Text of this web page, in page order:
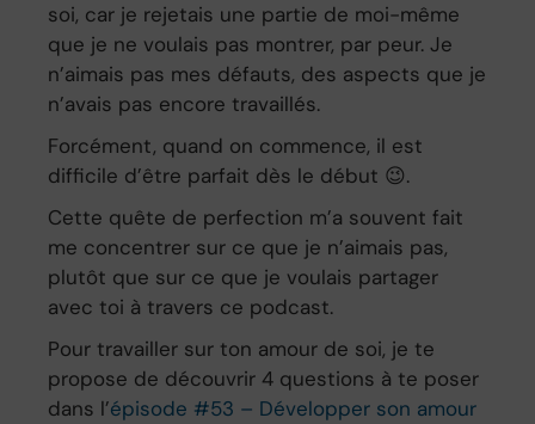
soi, car je rejetais une partie de moi-même
que je ne voulais pas montrer, par peur. Je
n’aimais pas mes défauts, des aspects que je
n’avais pas encore travaillés.
Forcément, quand on commence, il est
difficile d’être parfait dès le début 😉.
Cette quête de perfection m’a souvent fait
me concentrer sur ce que je n’aimais pas,
plutôt que sur ce que je voulais partager
avec toi à travers ce podcast.
Pour travailler sur ton amour de soi, je te
propose de découvrir 4 questions à te poser
dans l’épisode #53 – Développer son amour